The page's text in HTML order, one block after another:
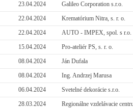
23.04.2024
Galileo Corporation s.r.o.
22.04.2024
Krematórium Nitra, s. r. o.
22.04.2024
AUTO - IMPEX, spol. s r.o.
15.04.2024
Pro-ateliér PS, s. r. o.
08.04.2024
Ján Dufala
08.04.2024
Ing. Andrzej Marusa
06.04.2024
Svetelné dekorácie s.r.o.
28.03.2024
Regionálne vzdelávacie